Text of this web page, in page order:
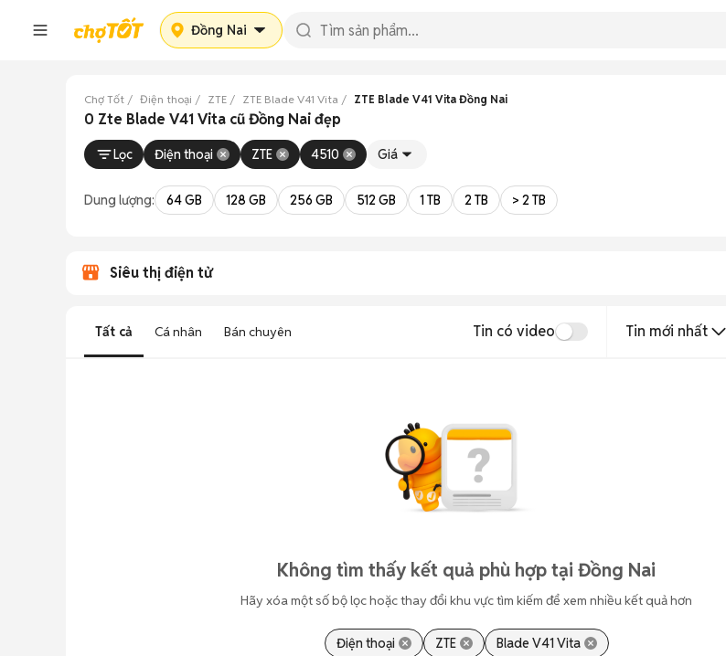
Đồng Nai
Chợ Tốt Điện thoại ZTE ZTE Blade V41 Vita ZTE Blade V41 Vita Đồng Nai
0 Zte Blade V41 Vita cũ Đồng Nai đẹp
Lọc Điện thoại ZTE 4510 Giá
Dung lượng: 64 GB 128 GB 256 GB 512 GB 1 TB 2 TB > 2 TB
Siêu thị điện tử
Tất cả Cá nhân Bán chuyên Tin có video Tin mới nhất
Không tìm thấy kết quả phù hợp tại Đồng Nai
Hãy xóa một số bộ lọc hoặc thay đổi khu vực tìm kiếm để xem nhiều kết quả hơn
Điện thoại ZTE Blade V41 Vita